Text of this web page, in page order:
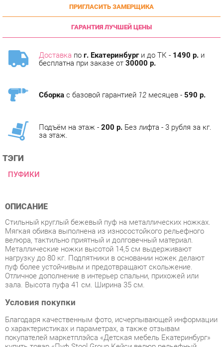
ГАРАНТИЯ ЛУЧШЕЙ ЦЕНЫ
по г. Екатеринбурги до ТК -
бесплатна при заказе от30000 р.
с базовой гарантией месяцев -
Подъём на этаж - 200 р.
Без лифта - 3 рубля за кг.
ТЭГИ
ОПИСАНИЕ
велюра, тактильно приятный и долговечный материал.
Металлические ножки высотой 14,5 см выдерживают
нагрузку до 80 кг. Подпятники в основании ножек делают
пуф более устойчивым и предотвращают скольжение.
Отличное дополнение в интерьер спальни, прихожей или
зала. Высота пуфа 41 см. Ширина 35 см.
Условия покупки
Благодаря качественным фото, исчерпывающей информации
покупателей маркетплэйса «Детская мебель Екатеринбург»
коралловый» категории Пуфы производства Stool group с
доставкой из Екатеринбурга по цене со скидкой и гарантией
от производителя не составит труда.